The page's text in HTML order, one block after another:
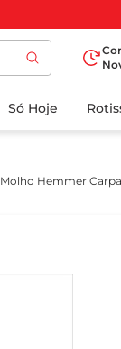
Só Hoje
Molho Hemmer